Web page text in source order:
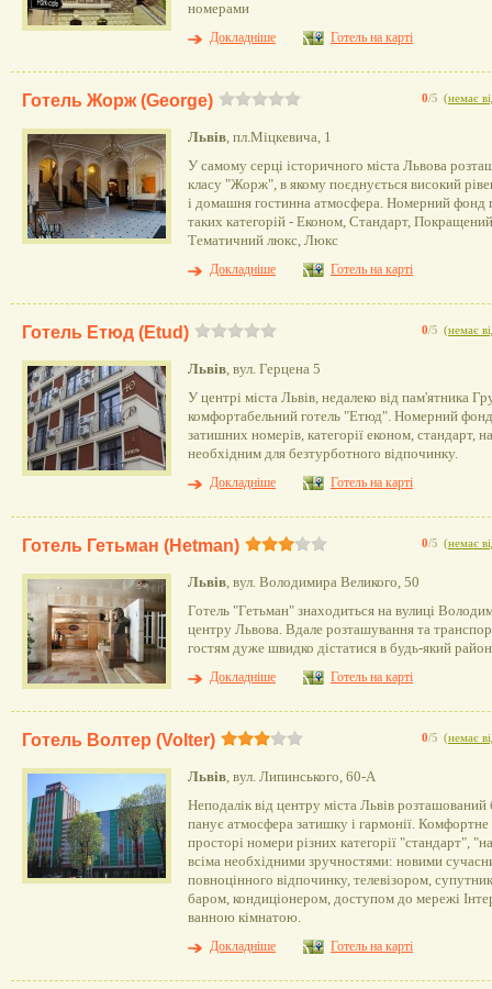
номерами
Докладніше
Готель на карті
0/5 (немає
Готель Жорж (George)
Львів, пл.Міцкевича, 1
У самому серці історичного міста Львова
класу "Жорж", в якому поєднується високий
і домашня гостинна атмосфера. Номерний фонд
таких категорій - Економ, Стандарт,
Тематичний люкс, Люкс
Докладніше
Готель на карті
0/5 (немає
Готель Етюд (Etud)
Львів, вул. Герцена 5
У центрі міста Львів, недалеко від пам'ятника
комфортабельний готель "Етюд". Номерний
затишних номерів, категорії економ, стандарт,
необхідним для безтурботного відпочинку.
Докладніше
Готель на карті
0/5 (немає
Готель Гетьман (Hetman)
Львів, вул. Володимира Великого, 50
Готель "Гетьман" знаходиться на вулиці
центру Львова. Вдале розташування та
гостям дуже швидко дістатися в будь-який
Докладніше
Готель на карті
0/5 (немає
Готель Волтер (Volter)
Львів, вул. Липинського, 60-А
Неподалік від центру міста Львів розташований
панує атмосфера затишку і гармонії.
просторі номери різних категорії "стандарт",
всіма необхідними зручностями: новими
повноцінного відпочинку, телевізором,
баром, кондиціонером, доступом до мережі
ванною кімнатою.
Докладніше
Готель на карті